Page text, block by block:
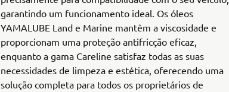
garantindo um funcionamento ideal. Os óleos
YAMALUBE Land e Marine mantêm a viscosidade e
proporcionam uma proteção antifricção eficaz,
enquanto a gama Careline satisfaz todas as suas
necessidades de limpeza e estética, oferecendo uma
solução completa para todos os proprietários de